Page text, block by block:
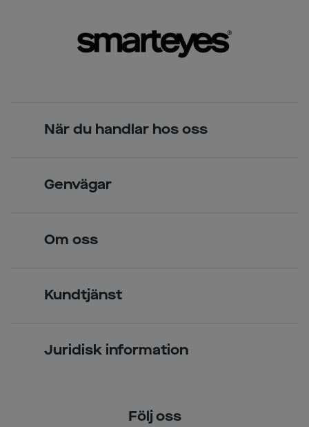
När du handlar hos oss
Över 70 butiker
Genvägar
Kontaktlinser
Om oss
Kundtjänst
Juridisk information
Följ oss